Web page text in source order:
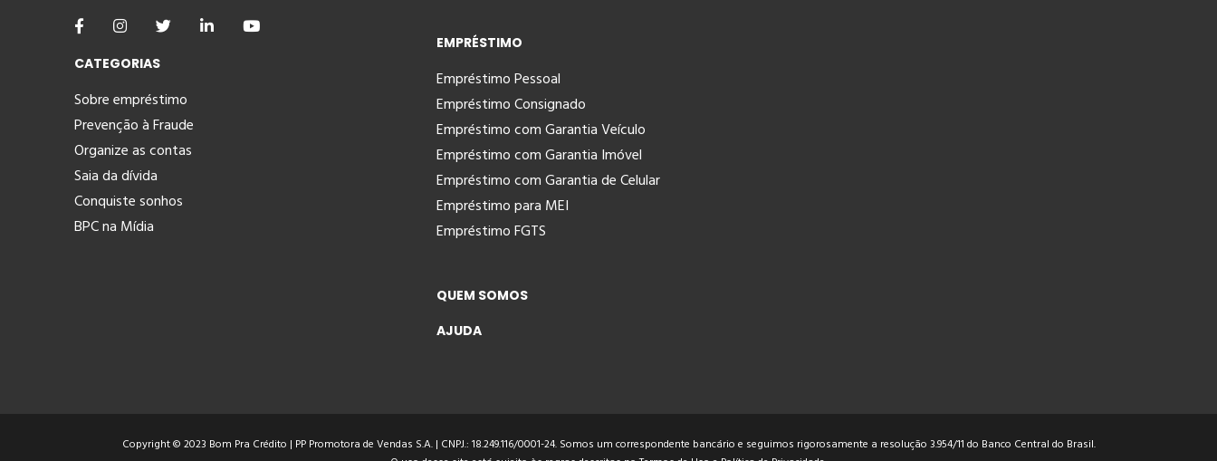
CATEGORIAS
Sobre empréstimo
Prevenção à Fraude
Organize as contas
Saia da dívida
Conquiste sonhos
BPC na Mídia
EMPRÉSTIMO
Empréstimo Pessoal
Empréstimo Consignado
Empréstimo com Garantia Veículo
Empréstimo com Garantia Imóvel
Empréstimo com Garantia de Celular
Empréstimo para MEI
Empréstimo FGTS
QUEM SOMOS
AJUDA
Copyright © 2023 Bom Pra Crédito | PP Promotora de Vendas S.A. | CNPJ.: 18.249.116/0001-24. Somos um correspondente bancário e seguimos rigorosamente a resolução 3.954/11 do Banco Central do Brasil.